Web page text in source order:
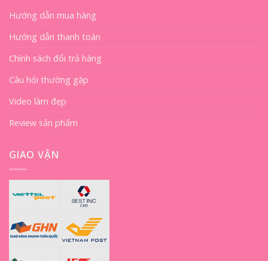
Hướng dẫn mua hàng
Hướng dẫn thanh toán
Chính sách đổi trả hàng
Câu hỏi thường gặp
Video làm đẹp
Review sản phẩm
GIAO VẬN